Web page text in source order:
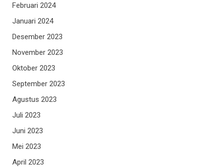
Februari 2024
Januari 2024
Desember 2023
November 2023
Oktober 2023
September 2023
Agustus 2023
Juli 2023
Juni 2023
Mei 2023
April 2023